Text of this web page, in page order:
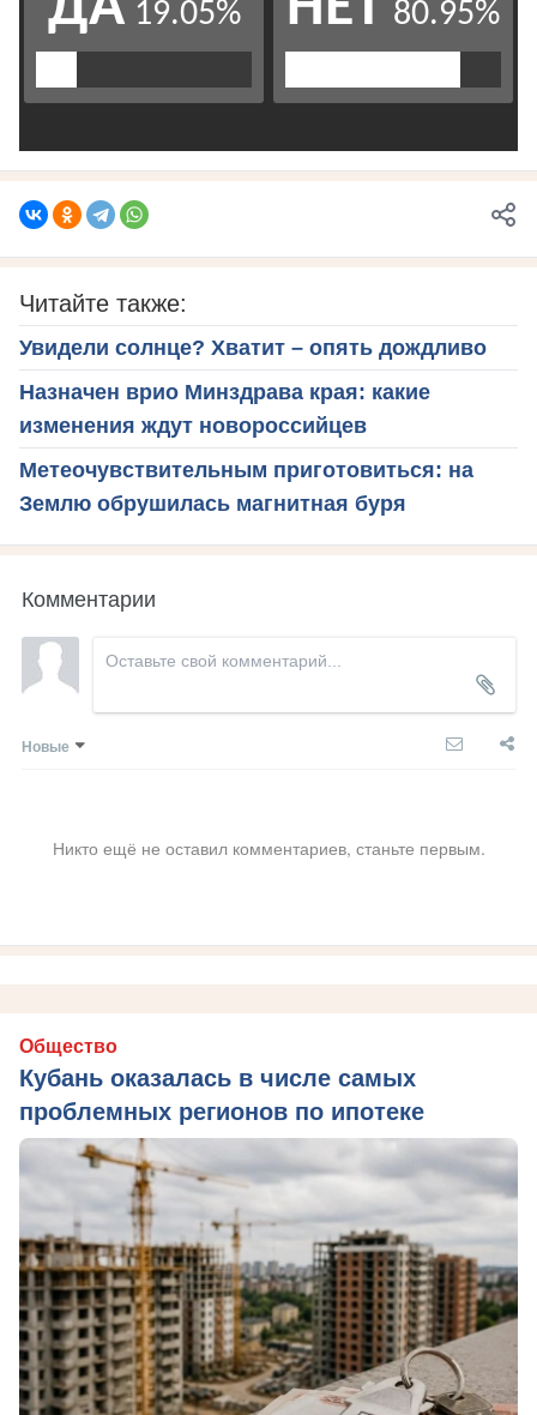
Читайте также:
Увидели солнце? Хватит – опять дождливо
Назначен врио Минздрава края: какие
изменения ждут новороссийцев
Метеочувствительным приготовиться: на
Землю обрушилась магнитная буря
Комментарии
Новые
Никто ещё не оставил комментариев, станьте первым.
Общество
Кубань оказалась в числе самых
проблемных регионов по ипотеке